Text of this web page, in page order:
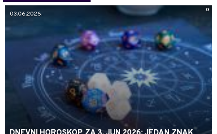
0
03.06.2026.